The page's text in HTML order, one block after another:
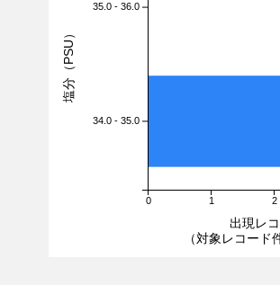
0 1 2
35.0 - 36.0
34.0 - 35.0
出現レ
（対象レコード
塩分（PSU）